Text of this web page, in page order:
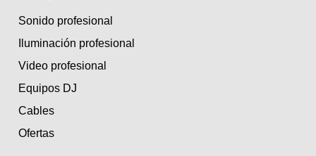
Sonido profesional
Iluminación profesional
Video profesional
Equipos DJ
Cables
Ofertas